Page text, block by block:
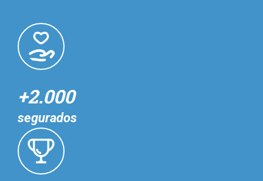
+2.000
segurados